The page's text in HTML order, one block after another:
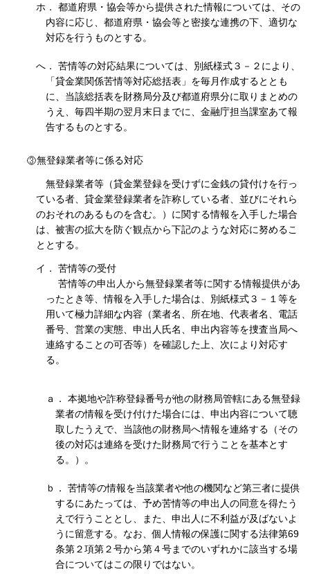
ホ． 都道府県・協会等から提供された情報については、その
内容に応じ、都道府県・協会等と密接な連携の下、適切な
対応を行うものとする。
へ． 苦情等の対応結果については、別紙様式３－２により、
「貸金業関係苦情等対応総括表」を毎月作成するととも
に、当該総括表を財務局分及び都道府県分に取りまとめの
うえ、毎四半期の翌月末日までに、金融庁担当課室あて報
告するものとする。
無登録業者等に係る対応
無登録業者等（貸金業登録を受けずに金銭の貸付けを行っ
ている者、貸金業登録業者を詐称している者、並びにそれら
のおそれのあるものを含む。）に関する情報を入手した場合
は、被害の拡大を防ぐ観点から下記のような対応に努めるこ
ととする。
イ． 苦情等の受付
苦情等の申出人から無登録業者等に関する情報提供があ
ったとき等、情報を入手した場合は、別紙様式３－１等を
用いて極力詳細な内容（業者名、所在地、代表者名、電話
番号、営業の実態、申出人氏名、申出内容等を捜査当局へ
連絡することの可否等）を確認した上、次により対応す
る。
ａ． 本拠地や詐称登録番号が他の財務局管轄にある無登録
業者の情報を受け付けた場合には、申出内容について聴
取したうえで、当該他の財務局へ情報を連絡する（その
後の対応は連絡を受けた財務局で行うことを基本とす
る。）。
ｂ． 苦情等の情報を当該業者や他の機関など第三者に提供
するにあたっては、予め苦情等の申出人の同意を得たう
えで行うこととし、また、申出人に不利益が及ばないよ
うに留意する。なお、個人情報の保護に関する法律第69
条第２項第２号から第４号までのいずれかに該当する場
合についてはこの限りではない。